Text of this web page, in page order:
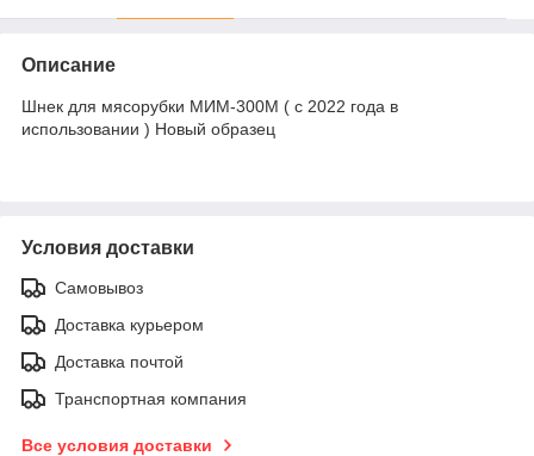
Описание
Шнек для мясорубки МИМ-300М ( с 2022 года в
использовании ) Новый образец
Условия доставки
Самовывоз
Доставка курьером
Доставка почтой
Транспортная компания
Все условия доставки